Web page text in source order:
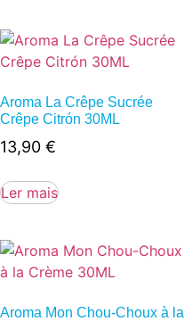
Aroma La Crêpe Sucrée
Crêpe Citrón 30ML
13,90 €
Ler mais
Aroma Mon Chou-Choux à la